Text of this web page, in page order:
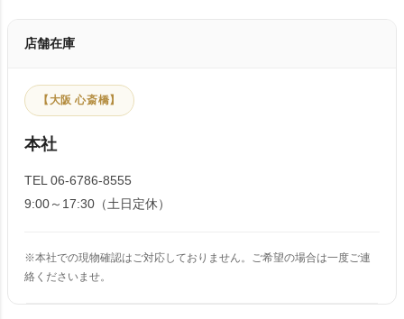
店舗在庫
【大阪 心斎橋】
本社
TEL 06-6786-8555
9:00～17:30（土日定休）
※本社での現物確認はご対応しておりません。ご希望の場合は一度ご連
絡くださいませ。